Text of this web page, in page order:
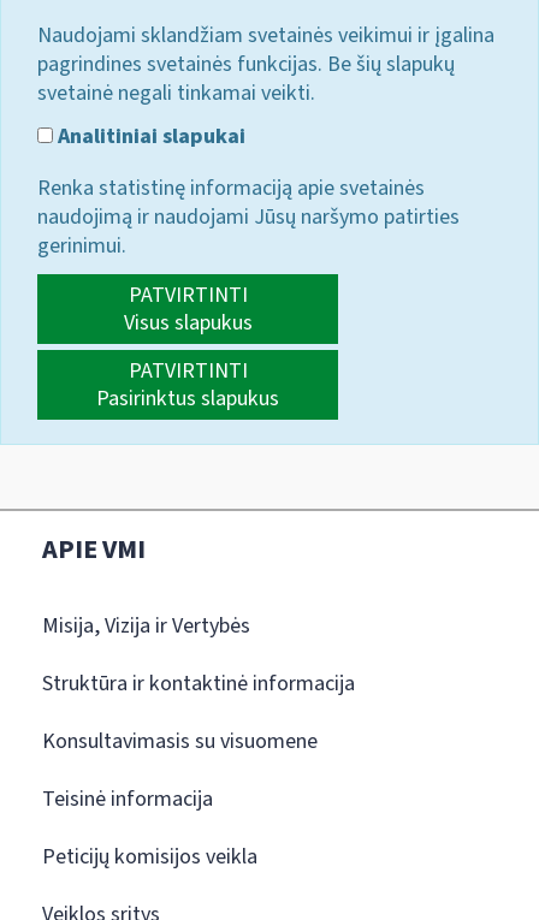
Naudojami sklandžiam svetainės veikimui ir įgalina
pagrindines svetainės funkcijas. Be šių slapukų
svetainė negali tinkamai veikti.
Analitiniai slapukai
Renka statistinę informaciją apie svetainės
naudojimą ir naudojami Jūsų naršymo patirties
gerinimui.
PATVIRTINTI
Visus slapukus
PATVIRTINTI
Pasirinktus slapukus
APIE VMI
Misija, Vizija ir Vertybės
Struktūra ir kontaktinė informacija
Konsultavimasis su visuomene
Teisinė informacija
Peticijų komisijos veikla